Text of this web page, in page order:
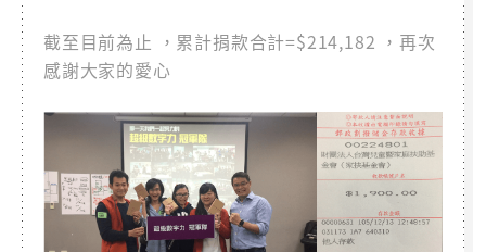
截至目前為止 ，累計捐款合計=$214,182 ，再次
感謝大家的愛心